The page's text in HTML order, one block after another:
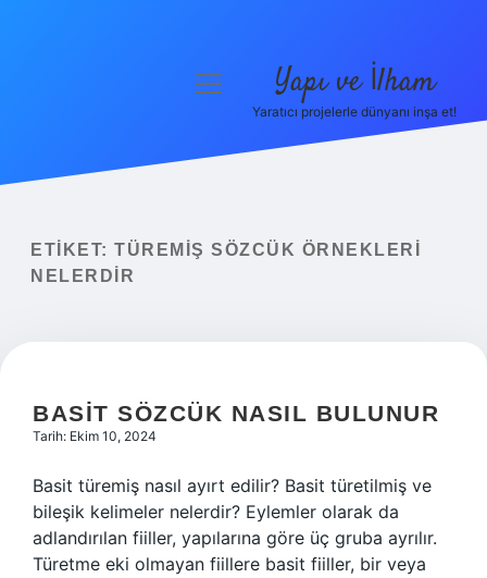
Yasal Uyarı
menüyü
Yapı ve İlham
Yaratıcı projelerle dünyanı inşa et!
ETIKET: TÜREMIŞ SÖZCÜK ÖRNEKLERI
NELERDIR
BASIT SÖZCÜK NASIL BULUNUR
Tarih: Ekim 10, 2024
Basit türemiş nasıl ayırt edilir? Basit türetilmiş ve
bileşik kelimeler nelerdir? Eylemler olarak da
adlandırılan fiiller, yapılarına göre üç gruba ayrılır.
Türetme eki olmayan fiillere basit fiiller, bir veya